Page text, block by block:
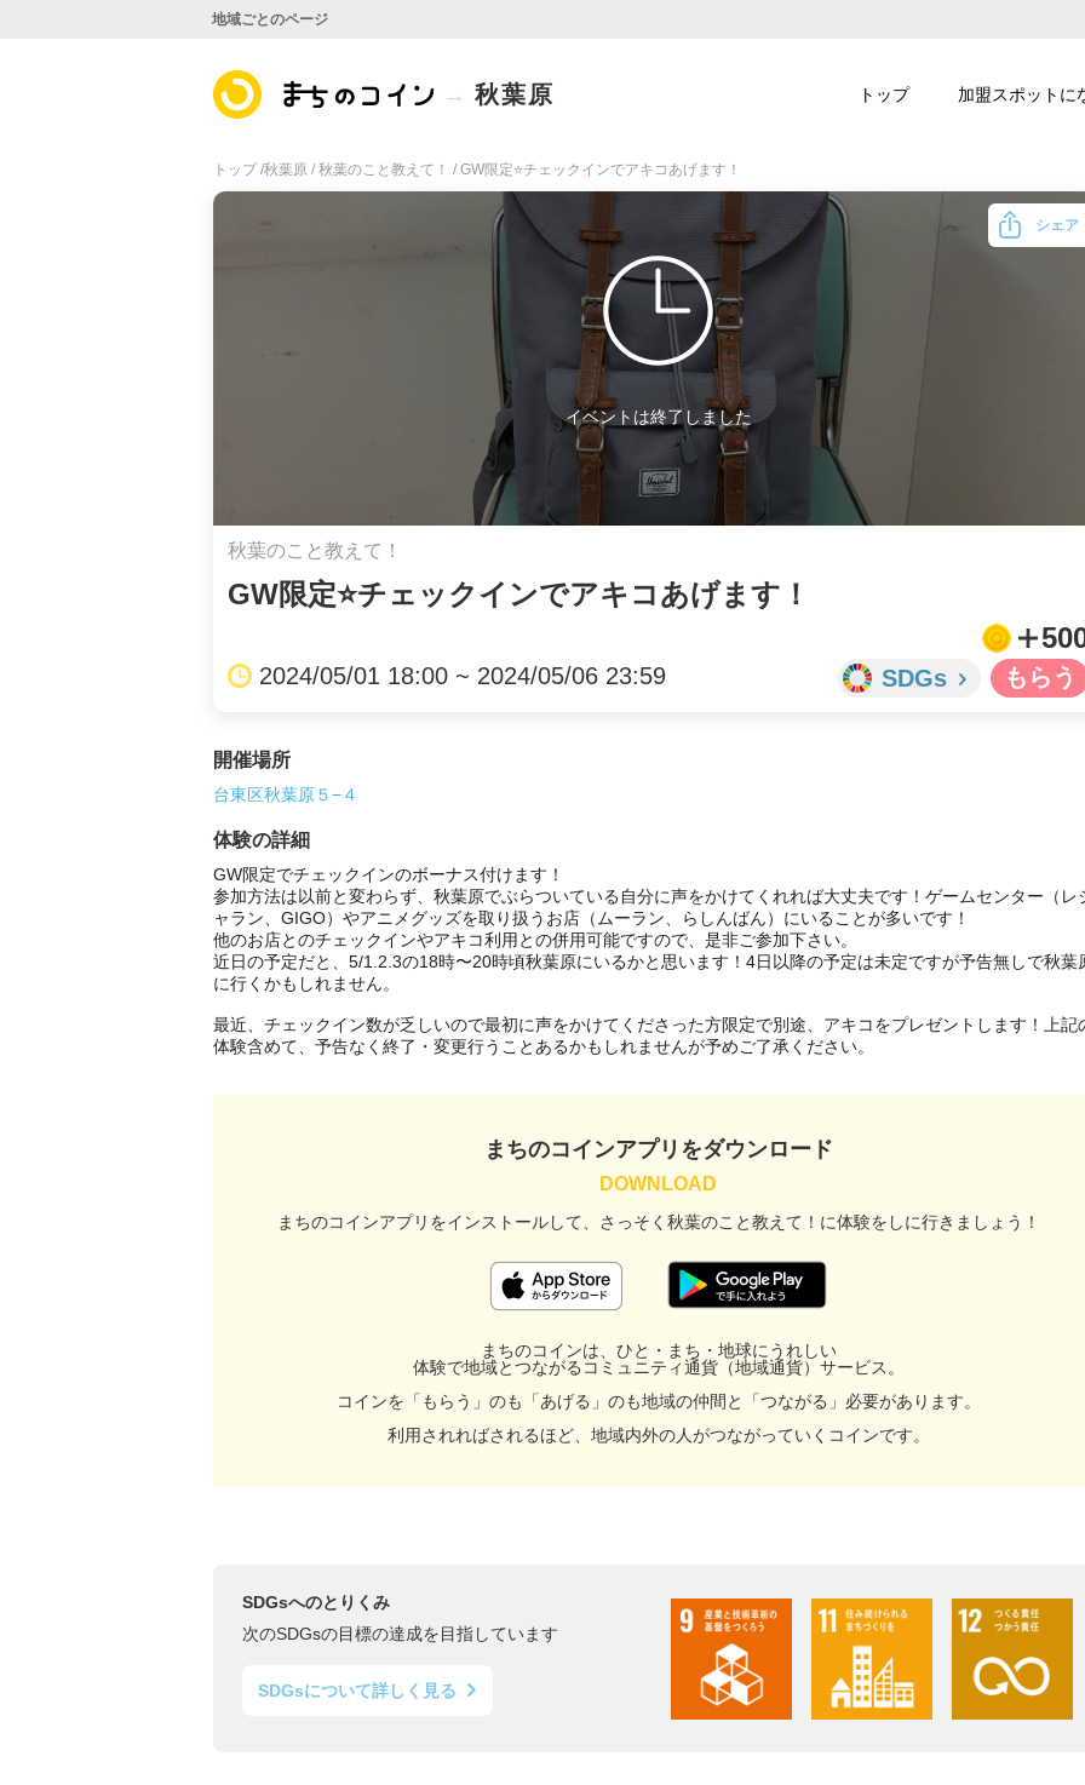
トップ /秋葉原 / 秋葉のこと教えて！ / GW限定⭐️チェックインでアキコあげます！
イベントは終了しました
秋葉のこと教えて！
GW限定⭐️チェックインでアキコあげます！
2024/05/01 18:00 ~ 2024/05/06 23:59 SDGs
シェア
facebook
開催場所
台東区秋葉原５−４
体験の詳細
GW限定でチェックインのボーナス付けます！
参加方法は以前と変わらず、秋葉原でぶらついている自分に声をかけてくれれば大丈夫です！ゲームセンター（レ
ャラン、GIGO）やアニメグッズを取り扱うお店（ムーラン、らしんばん）にいることが多いです！
他のお店とのチェックインやアキコ利用との併用可能ですので、是非ご参加下さい。
近日の予定だと、5/1.2.3の18時〜20時頃秋葉原にいるかと思います！4日以降の予定は未定ですが予告無しで秋葉
に行くかもしれません。
最近、チェックイン数が乏しいので最初に声をかけてくださった方限定で別途、アキコをプレゼントします！上記
体験含めて、予告なく終了・変更行うことあるかもしれませんが予めご了承ください。
まちのコインアプリをダウンロード
まちのコインアプリをインストールして、 さっそく秋葉のこと教えて！に体験をしに行きましょう！
まちのコインは、ひと・まち・地球にうれしい
体験で地域とつながるコミュニティ通貨（地域通貨）サービス。
コインを「もらう」のも「あげる」のも地域の仲間と「つながる」必要があります。
利用されればされるほど、地域内外の人がつながっていくコインです。
SDGsへのとりくみ
次のSDGsの目標の達成を目指しています
SDGsについて詳しく見る
地域ごとのページ
トップ 加盟スポットに
秋葉原